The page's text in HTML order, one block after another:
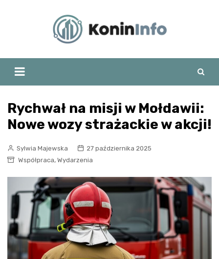
Rychwał na misji w Mołdawii:
Nowe wozy strażackie w akcji!
Sylwia Majewska
27 października 2025
Współpraca, Wydarzenia